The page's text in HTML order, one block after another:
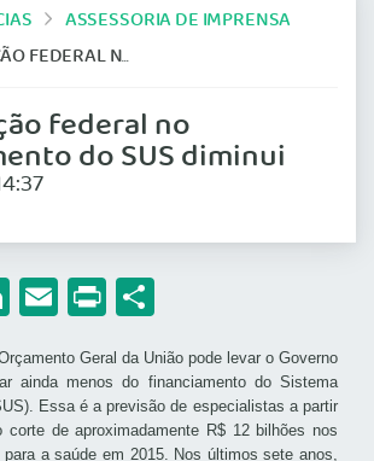
ASSESSORIA DE IMPRENSA
DO SUS DIMINUI
federal no
do SUS diminui
LinkedIn
Email
Print
Geral da União pode levar o Governo
ainda menos do financiamento do Sistema
Essa é a previsão de especialistas a partir
corte de aproximadamente R$ 12 bilhões nos
a saúde em 2015. Nos últimos sete anos,